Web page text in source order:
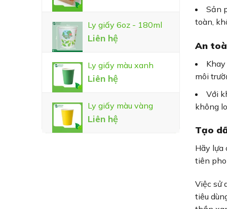
Ly giấy 6oz - 180ml
Liên hệ
Ly giấy màu xanh
Liên hệ
Ly giấy màu vàng
Liên hệ
Sản
toàn,
An
môi
Với
không
Tạo
Hãy lựa
tiên
Việc sử
tiêu